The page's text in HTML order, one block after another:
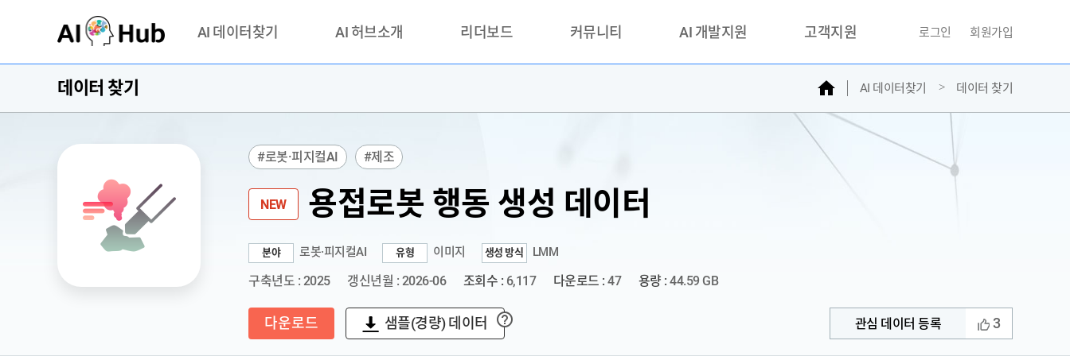
AI 데이터찾기
기관 제공 데이터
AI 허브 오픈 API
AI 허브소개
안심존이란?
이용정책
리더보드 커뮤니티
활용성과 우수사례
AI 개발지원 고객지원
문의하기
자주찾는질문
민원접수
AI데이터등록신청
로그인 회원가입
데이터 찾기 홈 AI 데이터찾기 데이터 찾기
#로봇·피지컬AI #제조
NEW 용접로봇 행동 생성 데이터
분야 로봇·피지컬AI 유형 이미지 생성 방식 LMM
구축년도 : 2025 갱신년월 : 2026-06 조회수 : 6,117 다운로드 : 47 용량 : 44.59 GB
다운로드 샘플(경량) 데이터 ? 관심 데이터 등록 3